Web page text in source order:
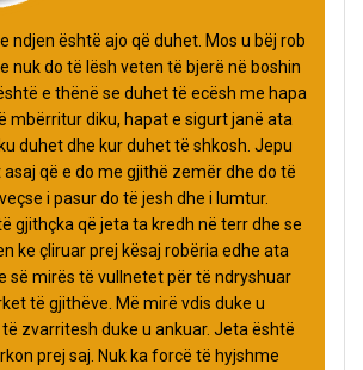
ndjen është ajo që duhet. Mos u bëj rob
nuk do të lësh veten të bjerë në boshin
e thënë se duhet të ecësh me hapa
mbërritur diku, hapat e sigurt janë ata
duhet dhe kur duhet të shkosh. Jepu
që e do me gjithë zemër dhe do të
i pasur do të jesh dhe i lumtur.
gjithçka që jeta ta kredh në terr dhe se
ke çliruar prej kësaj robëria edhe ata
së mirës të vullnetet për të ndryshuar
të gjithëve. Më mirë vdis duke u
zvarritesh duke u ankuar. Jeta është
prej saj. Nuk ka forcë të hyjshme